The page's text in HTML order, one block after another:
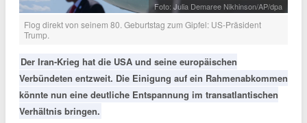
Foto: Julia Demaree Nikhinson/AP/dpa
Flog direkt von seinem 80. Geburtstag zum Gipfel: US-Präsident
Trump.
Der Iran-Krieg hat die USA und seine europäischen
Verbündeten entzweit. Die Einigung auf ein Rahmenabkommen
könnte nun eine deutliche Entspannung im transatlantischen
Verhältnis bringen.